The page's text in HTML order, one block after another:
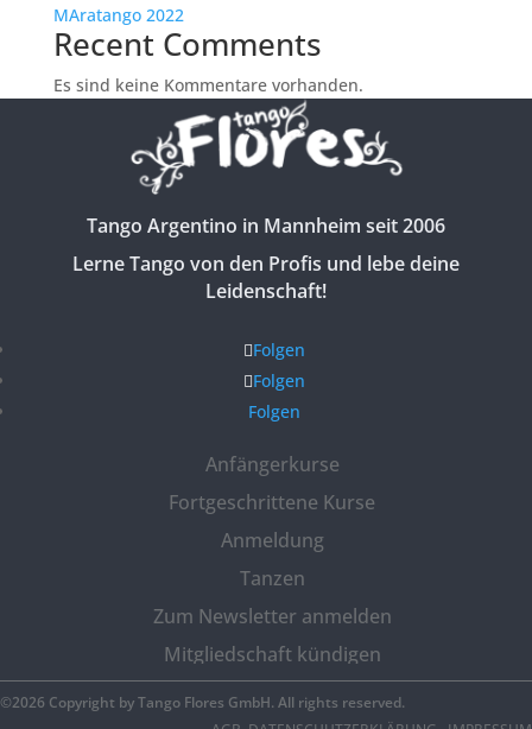
MAratango 2022
Recent Comments
Es sind keine Kommentare vorhanden.
Tango Argentino in Mannheim seit 2006
Lerne Tango von den Profis und lebe deine
Leidenschaft!
Folgen
Folgen
Folgen
Anfängerkurse
Fortgeschrittene Kurse
Anmeldung
Tanzen
Zum Newsletter anmelden
Mitgliedschaft kündigen
©2026 Copyright by Tango Flores GmbH. All rights reserved.